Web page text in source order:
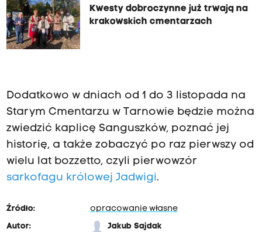
Kwesty dobroczynne już trwają na
krakowskich cmentarzach
Dodatkowo w dniach od 1 do 3 listopada na
Starym Cmentarzu w Tarnowie będzie można
zwiedzić kaplicę Sanguszków, poznać jej
historię, a także zobaczyć po raz pierwszy od
wielu lat bozzetto, czyli pierwowzór
sarkofagu królowej Jadwigi.
Źródło:
opracowanie własne
Autor:
Jakub Sajdak